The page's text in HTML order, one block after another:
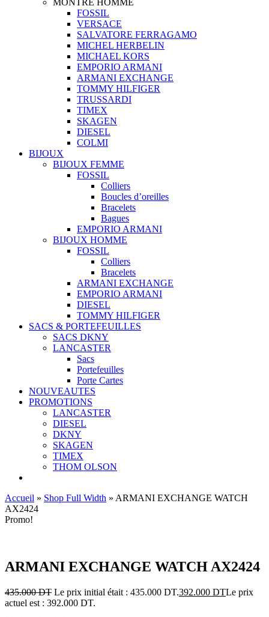
MONTRE HOMME
FOSSIL
VERSACE
SALVATORE FERRAGAMO
MICHEL HERBELIN
MICHAEL KORS
EMPORIO ARMANI
ARMANI EXCHANGE
TOMMY HILFIGER
TRUSSARDI
TIMEX
SKAGEN
DIESEL
COLMI
BIJOUX
BIJOUX FEMME
FOSSIL
Colliers
Boucles d’oreilles
Bracelets
Bagues
EMPORIO ARMANI
BIJOUX HOMME
FOSSIL
Colliers
Bracelets
ARMANI EXCHANGE
EMPORIO ARMANI
DIESEL
TOMMY HILFIGER
SACS & PORTEFEUILLES
SACS DKNY
LANCASTER
Sacs
Portefeuilles
Porte Cartes
NOUVEAUTES
PROMOTIONS
LANCASTER
DIESEL
DKNY
SKAGEN
TIMEX
THOM OLSON
Accueil » Shop Full Width » ARMANI EXCHANGE WATCH
AX2424
Promo!
ARMANI EXCHANGE WATCH AX2424
435.000DT Le prix initial était : 435.000 DT.392.000 DTLe prix
actuel est : 392.000 DT.